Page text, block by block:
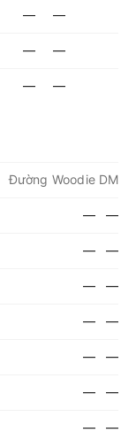
—
—
— —
— —
Đường Woodie DM
— —
— —
— —
— —
— —
— —
— —